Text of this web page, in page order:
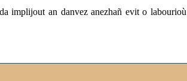
implijout an danvez anezhañ evit o